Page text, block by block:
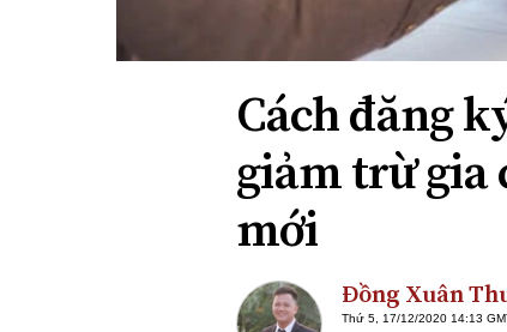
Cách đăng
giảm trừ gia
mới
Đồng Xuân
Thứ 5, 17/12/2020 14:13